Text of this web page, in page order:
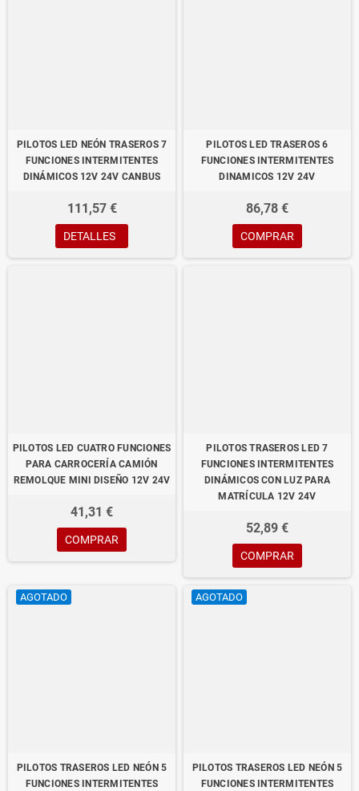
PILOTOS LED NEÓN TRASEROS 7
FUNCIONES INTERMITENTES
DINÁMICOS 12V 24V CANBUS
111,57 €
DETALLES
PILOTOS LED TRASEROS 6
FUNCIONES INTERMITENTES
DINAMICOS 12V 24V
86,78 €
COMPRAR
PILOTOS LED CUATRO FUNCIONES
PARA CARROCERÍA CAMIÓN
REMOLQUE MINI DISEÑO 12V 24V
41,31 €
COMPRAR
PILOTOS TRASEROS LED 7
FUNCIONES INTERMITENTES
DINÁMICOS CON LUZ PARA
MATRÍCULA 12V 24V
52,89 €
COMPRAR
AGOTADO
PILOTOS TRASEROS LED NEÓN 5
FUNCIONES INTERMITENTES
AGOTADO
PILOTOS TRASEROS LED NEÓN 5
FUNCIONES INTERMITENTES